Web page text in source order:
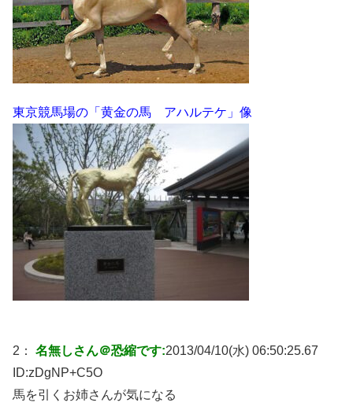
東京競馬場の「黄金の馬 アハルテケ」像
2： 名無しさん＠恐縮です:2013/04/10(水) 06:50:25.67
ID:zDgNP+C5O
馬を引くお姉さんが気になる